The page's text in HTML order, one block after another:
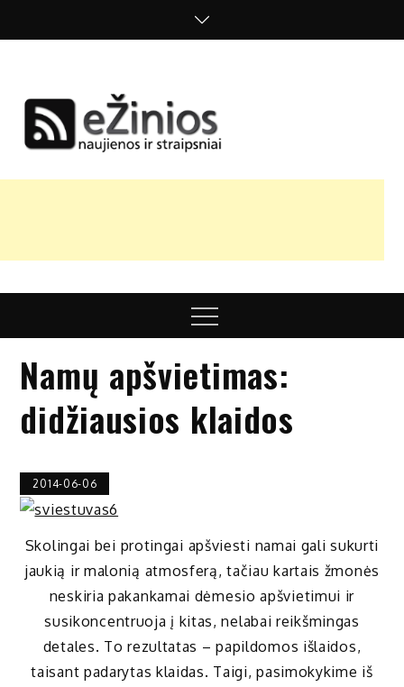
nuomonės
Menu
Namų apšvietimas:
didžiausios klaidos
2014-06-06
Skolingai bei protingai apšviesti namai gali sukurti
jaukią ir malonią atmosferą, tačiau kartais žmonės
neskiria pakankamai dėmesio apšvietimui ir
susikoncentruoja į kitas, nelabai reikšmingas
detales. To rezultatas – papildomos išlaidos,
taisant padarytas klaidas. Taigi, pasimokykime iš